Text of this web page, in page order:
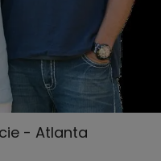
- Atlanta